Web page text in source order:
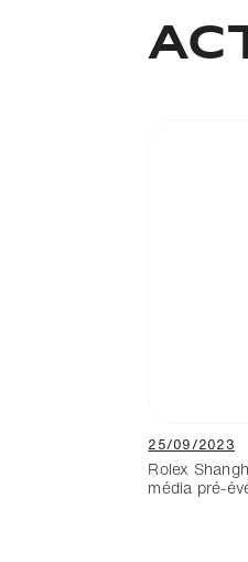
25/09/2023
Rolex
média pré-